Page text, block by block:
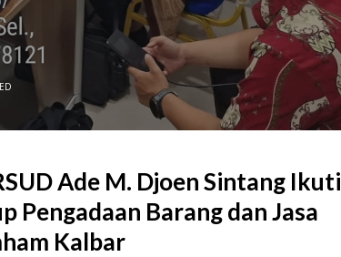
Ade M. Djoen Sintang Ikuti
Pengadaan Barang dan Jasa
Kalbar